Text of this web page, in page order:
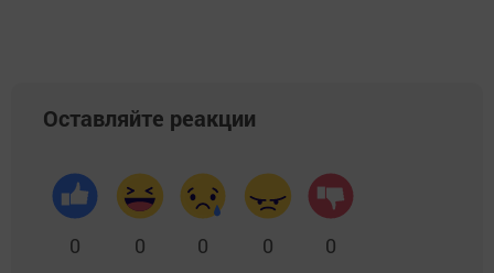
Оставляйте реакции
0 0 0 0 0